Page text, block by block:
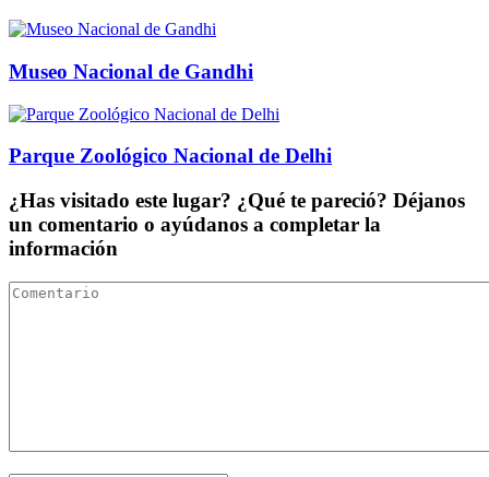
Museo Nacional de Gandhi
Parque Zoológico Nacional de Delhi
¿Has visitado este lugar? ¿Qué te pareció? Déjanos
un comentario o ayúdanos a completar la
información